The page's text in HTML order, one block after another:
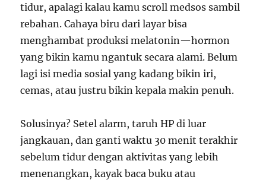
tidur, apalagi kalau kamu scroll medsos sambil
rebahan. Cahaya biru dari layar bisa
menghambat produksi melatonin—hormon
yang bikin kamu ngantuk secara alami. Belum
lagi isi media sosial yang kadang bikin iri,
cemas, atau justru bikin kepala makin penuh.
Solusinya? Setel alarm, taruh HP di luar
jangkauan, dan ganti waktu 30 menit terakhir
sebelum tidur dengan aktivitas yang lebih
menenangkan, kayak baca buku atau